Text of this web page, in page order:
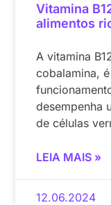
Vitamina
alimentos
A vitamina
cobalamina,
desempenha
de células
LEIA MAIS »
12.06.2024